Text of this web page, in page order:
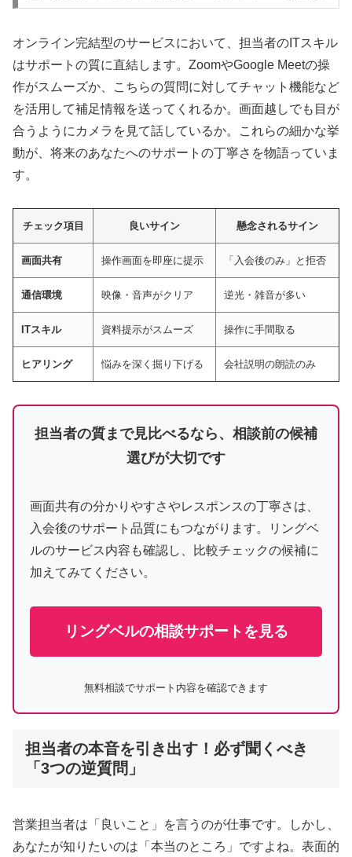
オンライン完結型のサービスにおいて、担当者のITスキル
はサポートの質に直結します。ZoomやGoogle Meetの操
作がスムーズか、こちらの質問に対してチャット機能など
を活用して補足情報を送ってくれるか。画面越しでも目が
合うようにカメラを見て話しているか。これらの細かな挙
動が、将来のあなたへのサポートの丁寧さを物語っていま
す。
チェック項目 良いサイン 懸念されるサイン
画面共有 操作画面を即座に提示 「入会後のみ」と拒否
通信環境 映像・音声がクリア 逆光・雑音が多い
ITスキル 資料提示がスムーズ 操作に手間取る
ヒアリング 悩みを深く掘り下げる 会社説明の朗読のみ
担当者の質まで見比べるなら、相談前の候補
選びが大切です
画面共有の分かりやすさやレスポンスの丁寧さは、
入会後のサポート品質にもつながります。リングベ
ルのサービス内容も確認し、比較チェックの候補に
加えてみてください。
リングベルの相談サポートを見る
無料相談でサポート内容を確認できます
担当者の本音を引き出す！必ず聞くべき
「3つの逆質問」
営業担当者は「良いこと」を言うのが仕事です。しかし、
あなたが知りたいのは「本当のところ」ですよね。表面的